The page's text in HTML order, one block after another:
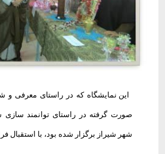
این نمایشگاه که در راستای معرفی و
صورت گرفته در راستای توانمند
شهر شیراز برگزار شده بود، با استقبال